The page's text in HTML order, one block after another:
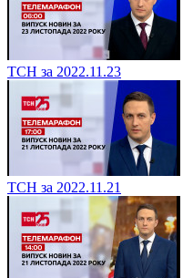
ТСН за 2022.11.23
ТСН за 2022.11.21